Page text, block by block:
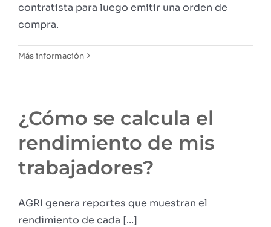
contratista para luego emitir una orden de
compra.
Más información
¿Cómo se calcula el
rendimiento de mis
trabajadores?
AGRI genera reportes que muestran el
rendimiento de cada [...]